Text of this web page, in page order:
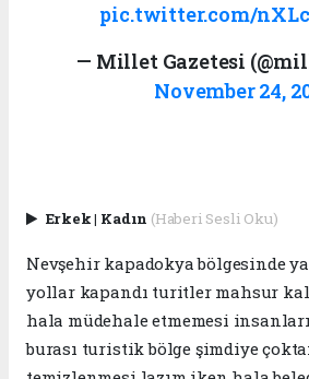
pic.twitter.com/
— Millet Gazetesi
November 24,
Erkek| Kadın (Haberi Sesli Oku)
Nevşehir kapadokya bölgesinde
yollar kapandı turitler mahsur
hala müdehale etmemesi
burası turistik bölge şimdiye